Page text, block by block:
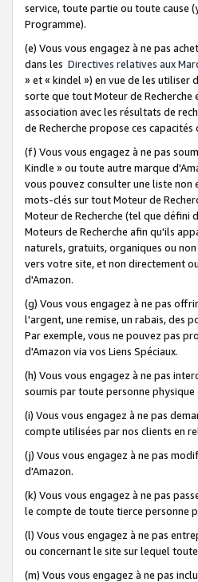
service, toute partie ou toute cause
Programme).
(e) Vous vous engagez à ne pas
dans les Directives relatives aux
» et « kindel ») en vue de les utiliser
sorte que tout Moteur de
association avec les résultats de
de Recherche propose ces capacités
(f) Vous vous engagez à ne pas
Kindle » ou toute autre marque
vous pouvez consulter une liste non
mots-clés sur tout Moteur de
Moteur de Recherche (tel que défini
Moteurs de Recherche afin qu'ils
naturels, gratuits, organiques ou
vers votre site, et non directement
d'Amazon.
(g) Vous vous engagez à ne pas
l'argent, une remise, un rabais, des
Par exemple, vous ne pouvez pas
d'Amazon via vos Liens Spéciaux.
(h) Vous vous engagez à ne pas
soumis par toute personne physique
(i) Vous vous engagez à ne pas
compte utilisées par nos clients en
(j) Vous vous engagez à ne pas
d'Amazon.
(k) Vous vous engagez à ne pas
le compte de toute tierce personne
(l) Vous vous engagez à ne pas
ou concernant le site sur lequel
(m) Vous vous engagez à ne pas